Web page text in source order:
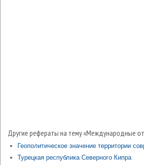
Другие рефераты на тему «Международные
Геополитическое значение территории
Турецкая республика Северного Кипра